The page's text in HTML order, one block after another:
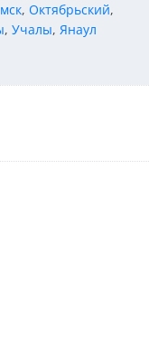
, Октябрьский,
, Учалы, Янаул